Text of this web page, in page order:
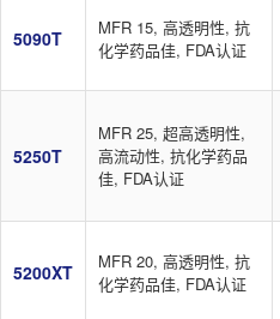
5090T
MFR 15, 高透明性, 抗
化学药品佳, FDA认证
5250T
MFR 25, 超高透明性,
高流动性, 抗化学药品
佳, FDA认证
5200XT
MFR 20, 高透明性, 抗
化学药品佳, FDA认证